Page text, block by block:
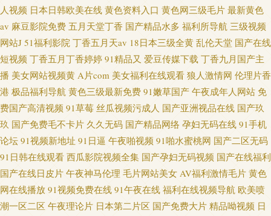
人视频 日本日韩欧美在线 黄色资料入口 黄色网三级毛片 最新黄色
av 麻豆影院免费 五月天堂丁香 国产精品水多 福利所导航 三级视频
网站J 51福利影院 丁香五月天av 18日本三级全黄 乱伦天堂 国产在线
短视频 丁香五月丁香婷婷 91精品又 爱豆传媒下载 丁香九月国产主
播 美女网站视频黄 A片com 美女福利在线观看 狼人激情网 伦理片香
港 极品福利导航 黄色三级最新免费 91嫩草国产 午夜成年人网站 免
费国产高清视频 91草莓 丝瓜视频污成人 国产亚洲视品在线 国产玖
玖 国产免费毛不卡片 久久无码 国产精品网络 孕妇无码在线 91手机
论坛 91视频新地址 91日逼 午夜啪视频 91啪水蜜桃网 国产二区无码
91日韩在线观看 西瓜影院视频全集 国产孕妇无码视频 国产在线福利
国产在线日皮片 午夜神马伦理 毛片网站美女 AV福利激情毛片 黄色
网在线播放 91视频免费在线 91午夜在线 福利在线视频导航 欧美喷
潮一区二区 午夜理论片 日本第二片区 国产免费大片 精品呦视频 日